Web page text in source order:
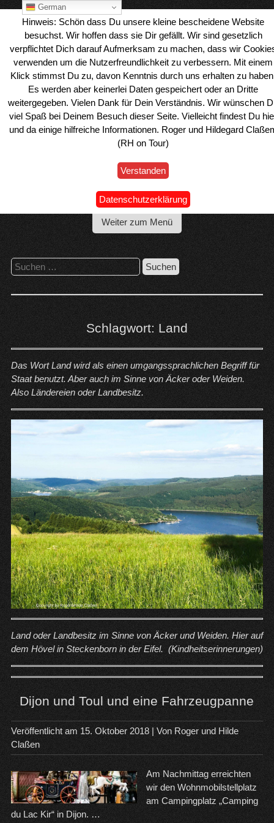
content
Wohnmobil Reiseblog Roger & Hilde
Weiter zum Menü
Suchen
nach:
Schlagwort: Land
Das Wort Land wird als einen umgangssprachlichen Begriff für
Staat benutzt. Aber auch im Sinne von Äcker oder Weiden.
Also Ländereien oder Landbesitz.
Land oder Landbesitz im Sinne von Äcker und Weiden. Hier auf
dem Hövel in Steckenborn in der Eifel. (Kindheitserinnerungen)
Dijon und Toul und eine Fahrzeugpanne
Veröffentlicht am 15. Oktober 2018| Von Roger und Hilde
Claßen
Am Nachmittag erreichten
wir den Wohnmobilstellplatz
am Campingplatz „Camping
du Lac Kir“ in Dijon. …
Hinweis: Schön dass Du unsere kleine bescheidene Website
besuchst. Wir hoffen dass sie Dir gefällt. Wir sind gesetzlich
verpflichtet Dich darauf Aufmerksam zu machen, dass wir
verwenden um die Nutzerfreundlichkeit zu verbessern. Mit einem
Klick stimmst Du zu, davon Kenntnis durch uns erhalten zu
Es werden aber keinerlei Daten gespeichert oder an Dritte
weitergegeben. Vielen Dank für Dein Verständnis. Wir wünschen
viel Spaß bei Deinem Besuch dieser Seite. Vielleicht findest Du
und da einige hilfreiche Informationen. Roger und Hildegard
(RH on Tour)
Verstanden
Datenschutzerklärung
German